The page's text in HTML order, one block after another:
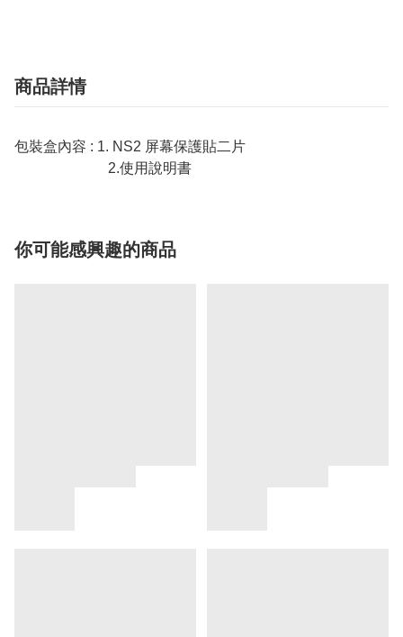
商品詳情
包裝盒內容 : 1. NS2 屏幕保護貼二片
2.使用說明書
你可能感興趣的商品